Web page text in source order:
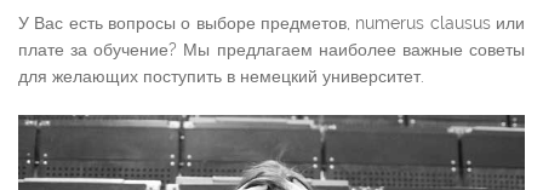
У Вас есть вопросы о выборе предметов, numerus clausus или
плате за обучение? Мы предлагаем наиболее важные советы
для желающих поступить в немецкий университет.